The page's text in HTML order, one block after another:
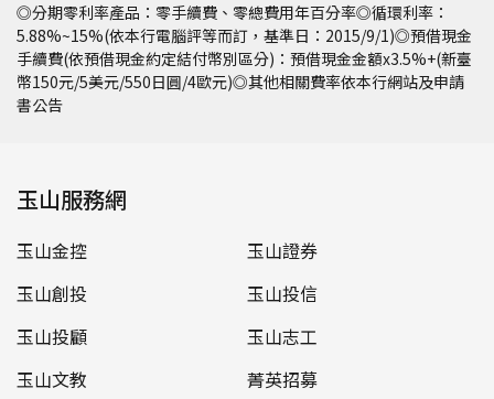
◎分期零利率產品：零手續費、零總費用年百分率◎循環利率：
5.88%~15%(依本行電腦評等而訂，基準日：2015/9/1)◎預借現金
手續費(依預借現金約定結付幣別區分)：預借現金金額x3.5%+(新臺
幣150元/5美元/550日圓/4歐元)◎其他相關費率依本行網站及申請
書公告
玉山服務網
玉山金控
玉山證券
玉山創投
玉山投信
玉山投顧
玉山志工
玉山文教
菁英招募